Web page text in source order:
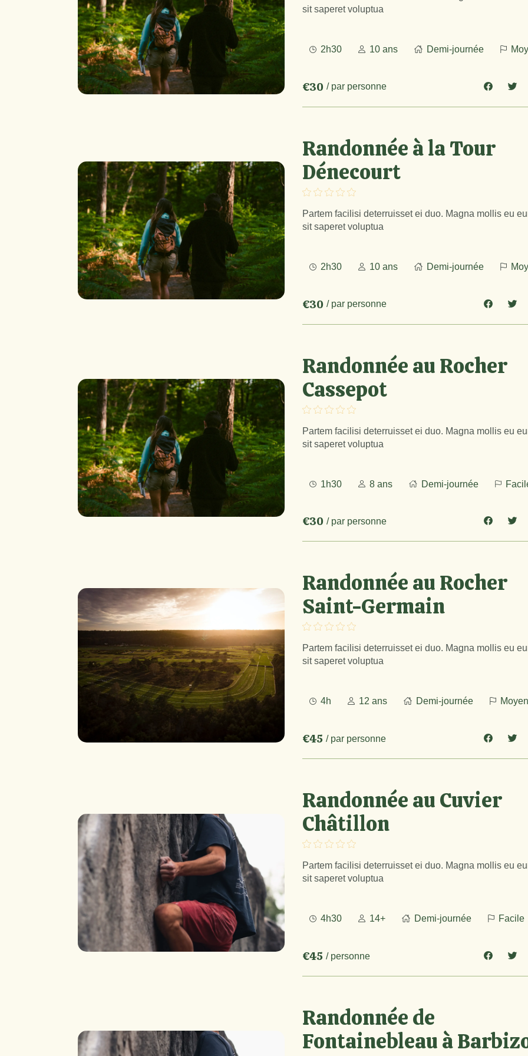
sit saperet voluptua
2h30 10 ans Demi-journée
€30 / par personne
Randonnée à la Tour
Dénecourt
Partem facilisi deterruisset ei duo. Magna mollis eu
sit saperet voluptua
2h30 10 ans Demi-journée
€30 / par personne
Randonnée au Rocher
Cassepot
Partem facilisi deterruisset ei duo. Magna mollis eu
sit saperet voluptua
1h30 8 ans Demi-journée
€30 / par personne
Randonnée au Rocher
Saint-Germain
Partem facilisi deterruisset ei duo. Magna mollis eu
sit saperet voluptua
4h 12 ans Demi-journée Moyen
€45 / par personne
Randonnée au Cuvier
Châtillon
Partem facilisi deterruisset ei duo. Magna mollis eu
sit saperet voluptua
4h30 14+ Demi-journée Facile
€45 / personne
Randonnée de
Fontainebleau à